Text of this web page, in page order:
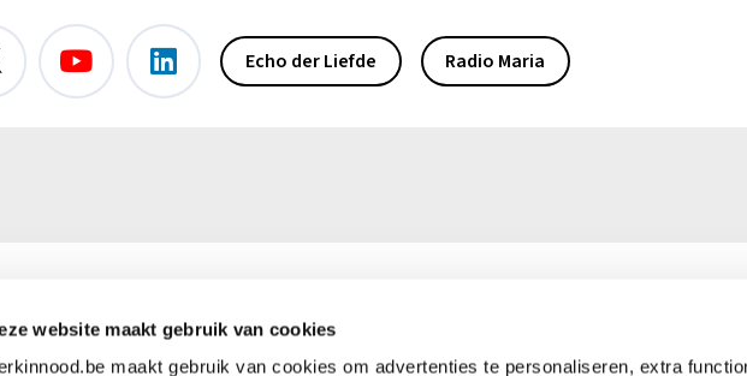
website maakt gebruik van cookies
maakt gebruik van cookies om advertenties te personaliseren, extra
Echo der Liefde Radio Maria
+32 (0)16 39 50 50